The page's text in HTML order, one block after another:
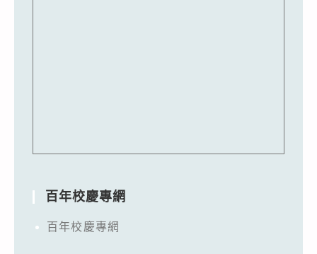
百年校慶專網
百年校慶專網